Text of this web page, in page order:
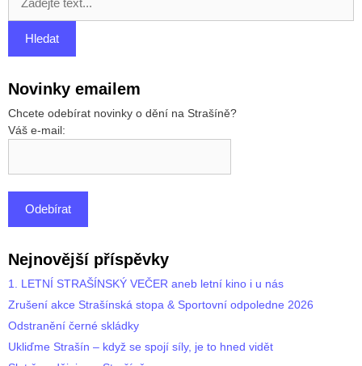
Novinky emailem
Chcete odebírat novinky o dění na Strašíně?
Váš e-mail:
Nejnovější příspěvky
1. LETNÍ STRAŠÍNSKÝ VEČER aneb letní kino i u nás
Zrušení akce Strašínská stopa & Sportovní odpoledne 2026
Odstranění černé skládky
Ukliďme Strašín – když se spojí síly, je to hned vidět